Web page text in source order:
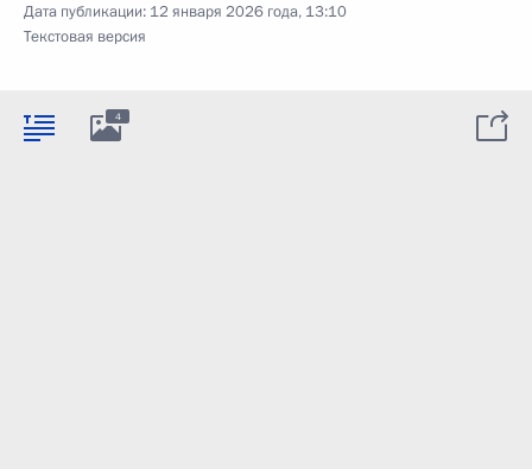
Дата публикации: 12 января 2026 года, 13:10
Текстовая версия
4